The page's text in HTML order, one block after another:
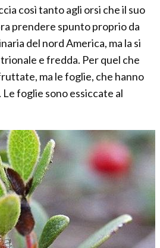
così tanto agli orsi che il suo
prendere spunto proprio da
del nord America, ma la si
e fredda. Per quel che
ma le foglie, che hanno
foglie sono essiccate al